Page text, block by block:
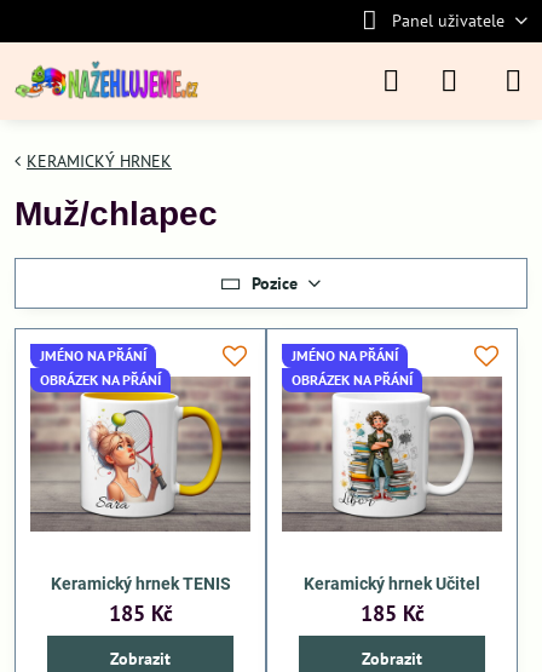
Panel uživatele
KERAMICKÝ HRNEK
Muž/chlapec
Pozice
JMÉNO NA PŘÁNÍ
OBRÁZEK NA PŘÁNÍ
Keramický hrnek TENIS
185 Kč
Zobrazit
JMÉNO NA PŘÁNÍ
OBRÁZEK NA PŘÁNÍ
Keramický hrnek Učitel
185 Kč
Zobrazit